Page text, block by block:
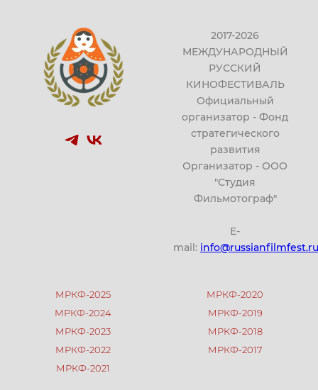
2017-2026
МЕЖДУНАРОДНЫЙ
РУССКИЙ
КИНОФЕСТИВАЛЬ
Официальный
организатор - Фонд
стратегического
развития
Организатор - ООО
"Студия
Фильмотограф"
E-
mail: info@russianfilmfest.ru
МРКФ-2025
МРКФ-2024
МРКФ-2023
МРКФ-2022
МРКФ-2021
МРКФ-2020
МРКФ-2019
МРКФ-2018
МРКФ-2017